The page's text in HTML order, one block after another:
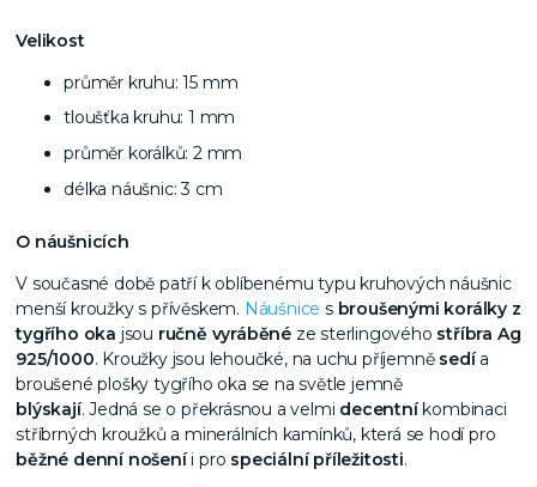
Velikost
průměr kruhu: 15 mm
tloušťka kruhu: 1 mm
průměr korálků: 2 mm
délka náušnic: 3 cm
O náušnicích
V současné době patří k oblíbenému typu kruhových náušnic
menší kroužky s přívěskem. Náušnice s broušenými korálky z
tygřího oka jsou ručně vyráběnéze sterlingového stříbra Ag
925/1000. Kroužky jsou lehoučké, na uchu příjemně sedía
broušené plošky tygřího oka se na světle jemně
blýskají. Jedná se o překrásnou a velmi decentníkombinaci
stříbrných kroužků a minerálních kamínků, která se hodí pro
běžné denní nošeníi pro speciální příležitosti.